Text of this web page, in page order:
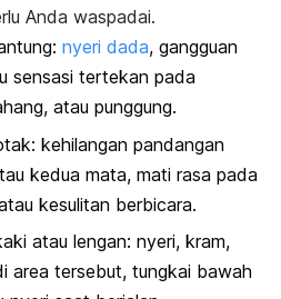
Anda waspadai.
nyeri dada, gangguan
sensasi tertekan pada
atau punggung.
kehilangan pandangan
kedua mata, mati rasa pada
kesulitan berbicara.
atau lengan: nyeri, kram,
area tersebut, tungkai bawah